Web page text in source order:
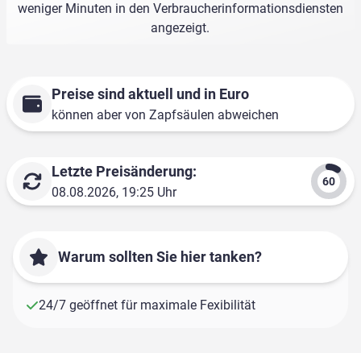
weniger Minuten in den Verbraucherinformationsdiensten
angezeigt.
Preise sind aktuell und in Euro
können aber von Zapfsäulen abweichen
Letzte Preisänderung:
08.08.2026, 19:25 Uhr
Warum sollten Sie hier tanken?
24/7 geöffnet für maximale Fexibilität